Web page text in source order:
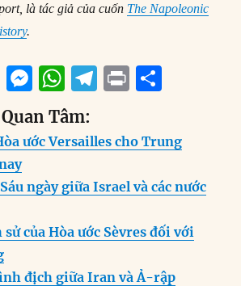
là tác giả của cuốn The Napoleonic
.
E
m
ai
l
M
ss
e
n
er
W
h
at
s
A
p
T
g
r
m
P
n
t
re
Tâm:
ước Versailles cho Trung
ngày giữa Israel và các nước
của Hòa ước Sèvres đối với
địch giữa Iran và Ả-rập